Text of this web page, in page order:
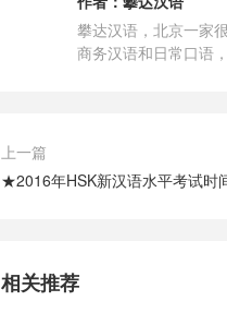
攀达汉语，北京一家
商务汉语和日常口语
上一篇
★2016年HSK新汉语水平考试时
相关推荐